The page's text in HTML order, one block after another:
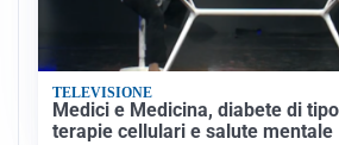
TELEVISIONE
Medici e Medicina, diabete di
terapie cellulari e salute mentale